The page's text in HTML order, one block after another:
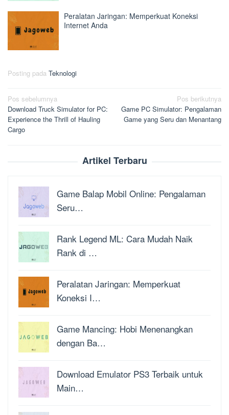
Peralatan Jaringan: Memperkuat Koneksi
Internet Anda
Posting pada Teknologi
Navigasi
pos
Pos sebelumnya
Download Truck Simulator for PC:
Experience the Thrill of Hauling
Cargo
Pos berikutnya
Game PC Simulator: Pengalaman
Game yang Seru dan Menantang
Artikel Terbaru
Game Balap Mobil Online: Pengalaman
Seru…
Rank Legend ML: Cara Mudah Naik
Rank di …
Peralatan Jaringan: Memperkuat
Koneksi I…
Game Mancing: Hobi Menenangkan
dengan Ba…
Download Emulator PS3 Terbaik untuk
Main…